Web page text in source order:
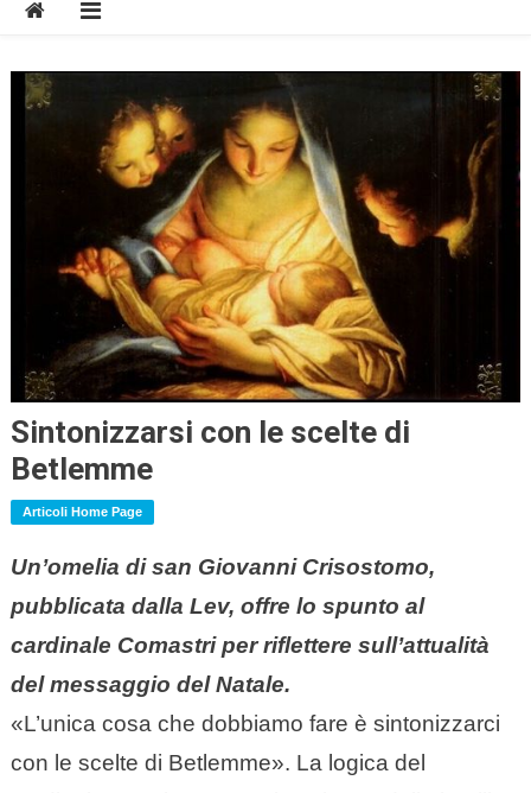
Sintonizzarsi con le scelte di
Betlemme
Articoli Home Page
Un’omelia di san Giovanni Crisostomo,
pubblicata dalla Lev, offre lo spunto al
cardinale Comastri per riflettere sull’attualità
del messaggio del Natale.
«L’unica cosa che dobbiamo fare è sintonizzarci
con le scelte di Betlemme». La logica del